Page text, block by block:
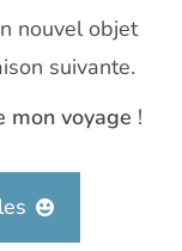
nouvel objet
suivante.
mon voyage !